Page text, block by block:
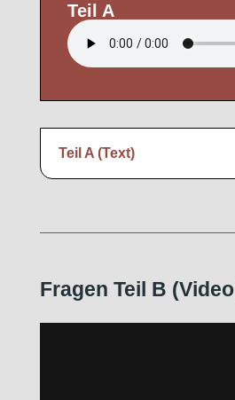
Teil A
Teil A (Text)
Fragen Teil B (Video